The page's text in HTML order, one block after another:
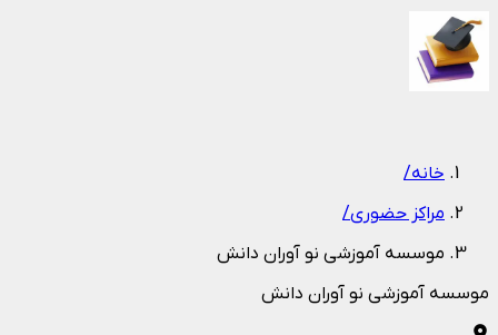
خانه/
مراکز حضوری/
موسسه آموزشی نو آوران دانش
موسسه آموزشی نو آوران دانش